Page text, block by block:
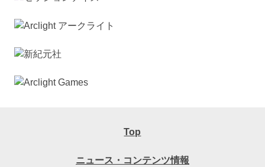
Top
ニュース・コンテンツ情報